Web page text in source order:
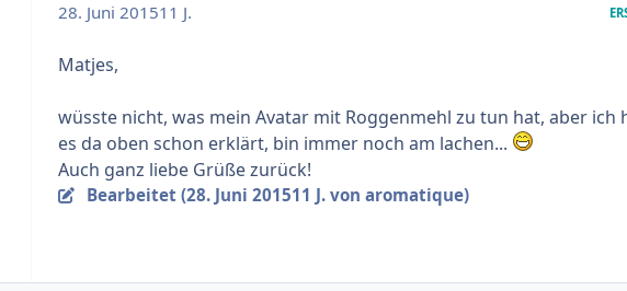
28. Juni 201511 J.
Matjes,
wüsste nicht, was mein Avatar mit Roggenmehl zu tun hat, aber ich
es da oben schon erklärt, bin immer noch am lachen...
Auch ganz liebe Grüße zurück!
Bearbeitet (28. Juni 201511 J. von aromatique)